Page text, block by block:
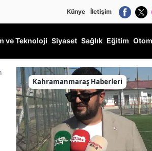
Künye İletişim
ve Teknoloji Siyaset Sağlık Eğitim
Ara Vermiyor!
Kahramanmaraş Haberleri